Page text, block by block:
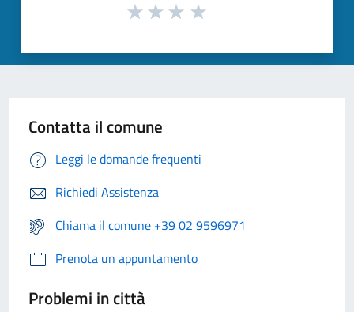
Contatta il comune
Leggi le domande frequenti
Richiedi Assistenza
Chiama il comune +39 02 9596971
Prenota un appuntamento
Problemi in città